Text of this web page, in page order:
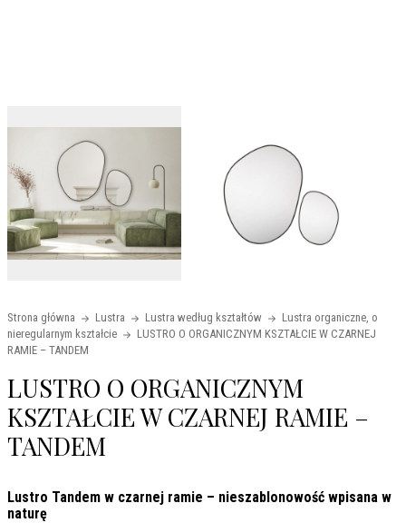
Strona główna Lustra Lustra według kształtów
Lustra organiczne, o
nieregularnym kształcie
LUSTRO O ORGANICZNYM KSZTAŁCIE W CZARNEJ
RAMIE – TANDEM
LUSTRO O ORGANICZNYM
KSZTAŁCIE W CZARNEJ RAMIE –
TANDEM
Lustro Tandem w czarnej ramie – nieszablonowość wpisana w
naturę